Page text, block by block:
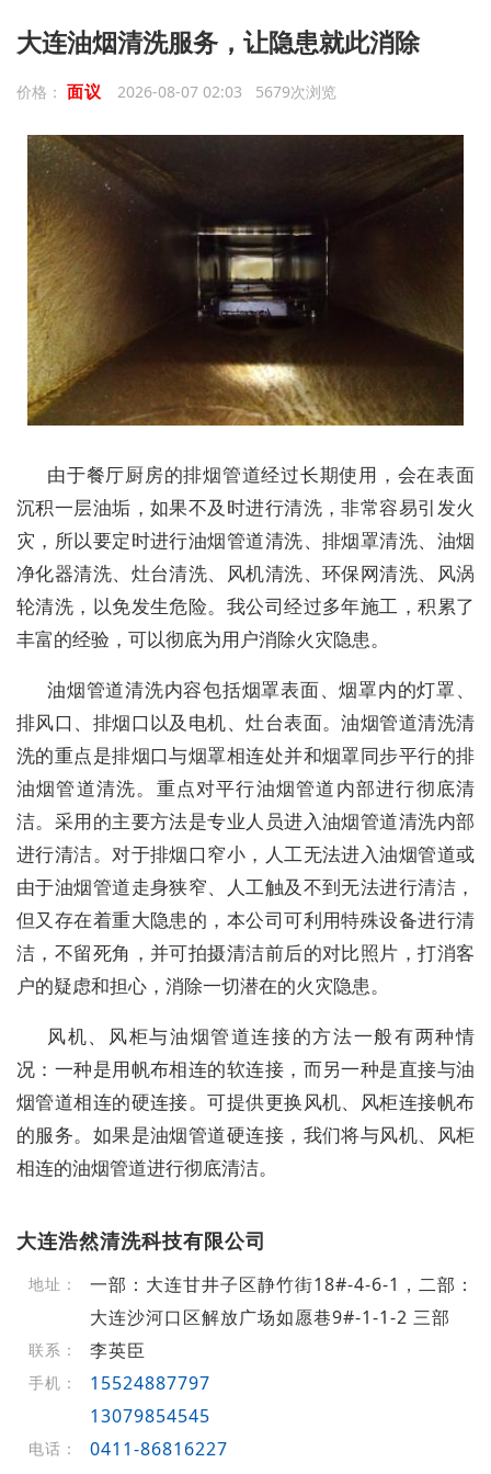
大连油烟清洗服务，让隐患就此消除
价格： 面议 2026-08-07 02:03 5679次浏览
由于餐厅厨房的排烟管道经过长期使用，会在表面
沉积一层油垢，如果不及时进行清洗，非常容易引发火
灾，所以要定时进行油烟管道清洗、排烟罩清洗、油烟
净化器清洗、灶台清洗、风机清洗、环保网清洗、风涡
轮清洗，以免发生危险。我公司经过多年施工，积累了
丰富的经验，可以彻底为用户消除火灾隐患。
油烟管道清洗内容包括烟罩表面、烟罩内的灯罩、
排风口、排烟口以及电机、灶台表面。油烟管道清洗清
洗的重点是排烟口与烟罩相连处并和烟罩同步平行的排
油烟管道清洗。重点对平行油烟管道内部进行彻底清
洁。采用的主要方法是专业人员进入油烟管道清洗内部
进行清洁。对于排烟口窄小，人工无法进入油烟管道或
由于油烟管道走身狭窄、人工触及不到无法进行清洁，
但又存在着重大隐患的，本公司可利用特殊设备进行清
洁，不留死角，并可拍摄清洁前后的对比照片，打消客
户的疑虑和担心，消除一切潜在的火灾隐患。
风机、风柜与油烟管道连接的方法一般有两种情
况：一种是用帆布相连的软连接，而另一种是直接与油
烟管道相连的硬连接。可提供更换风机、风柜连接帆布
的服务。如果是油烟管道硬连接，我们将与风机、风柜
相连的油烟管道进行彻底清洁。
大连浩然清洗科技有限公司
地址：
一部：大连甘井子区静竹街18#-4-6-1，二部：
大连沙河口区解放广场如愿巷9#-1-1-2 三部
联系： 李英臣
手机：
15524887797
13079854545
电话： 0411-86816227